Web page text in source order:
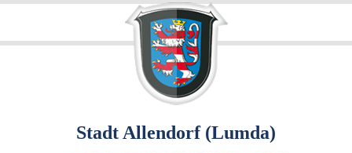
Stadt Allendorf (Lumda)